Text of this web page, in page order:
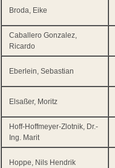
Broda, Eike
Caballero Gonzalez,
Ricardo
Eberlein, Sebastian
Elsaßer, Moritz
Hoff-Hoffmeyer-Zlotnik, Dr.-
Ing. Marit
Hoppe, Nils Hendrik